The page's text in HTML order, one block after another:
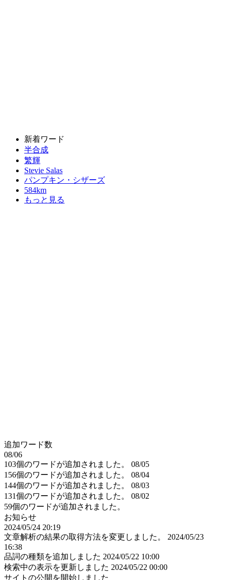
新着ワード
半合成
繁輝
Stevie Salas
パンプキン・シザーズ
584km
もっと見る
追加ワード数
08/06
103個のワードが追加されました。
08/05
156個のワードが追加されました。
08/04
144個のワードが追加されました。
08/03
131個のワードが追加されました。
08/02
59個のワードが追加されました。
お知らせ
2024/05/24 20:19
文章解析の結果の取得方法を変更しました。
2024/05/23
16:38
品詞の種類を追加しました 2024/05/22 10:00
検索中の表示を更新しました 2024/05/22 00:00
サイトの公開を開始しました